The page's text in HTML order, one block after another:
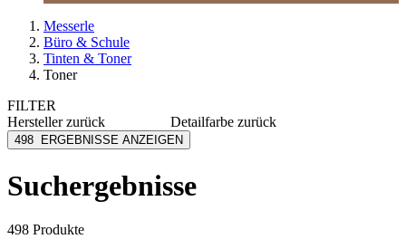
Messerle
Büro & Schule
Tinten & Toner
Toner
FILTER
Herstellerzurück
Armor-Owa
Canon
Develop
mehr anzeigen
Detailfarbe zurück
mehrfarbig
498 ERGEBNISSE ANZEIGEN
Suchergebnisse
498 Produkte